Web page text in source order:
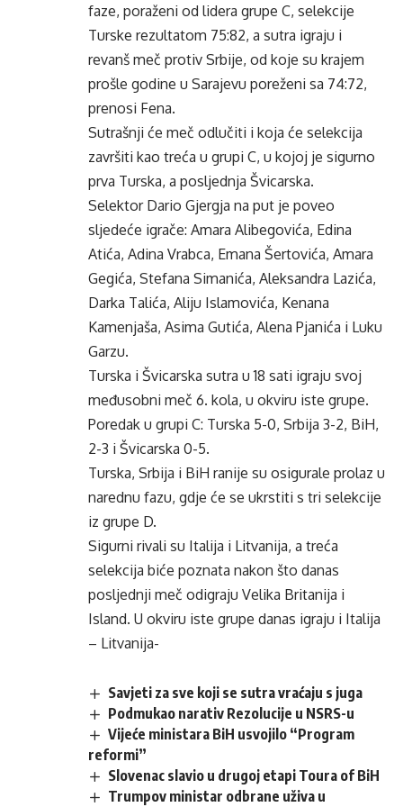
faze, poraženi od lidera grupe C, selekcije
Turske rezultatom 75:82, a sutra igraju i
revanš meč protiv Srbije, od koje su krajem
prošle godine u Sarajevu poreženi sa 74:72,
prenosi Fena.
Sutrašnji će meč odlučiti i koja će selekcija
završiti kao treća u grupi C, u kojoj je sigurno
prva Turska, a posljednja Švicarska.
Selektor Dario Gjergja na put je poveo
sljedeće igrače: Amara Alibegovića, Edina
Atića, Adina Vrabca, Emana Šertovića, Amara
Gegića, Stefana Simanića, Aleksandra Lazića,
Darka Talića, Aliju Islamovića, Kenana
Kamenjaša, Asima Gutića, Alena Pjanića i Luku
Garzu.
Turska i Švicarska sutra u 18 sati igraju svoj
međusobni meč 6. kola, u okviru iste grupe.
Poredak u grupi C: Turska 5-0, Srbija 3-2, BiH,
2-3 i Švicarska 0-5.
Turska, Srbija i BiH ranije su osigurale prolaz u
narednu fazu, gdje će se ukrstiti s tri selekcije
iz grupe D.
Sigurni rivali su Italija i Litvanija, a treća
selekcija biće poznata nakon što danas
posljednji meč odigraju Velika Britanija i
Island. U okviru iste grupe danas igraju i Italija
– Litvanija-
Savjeti za sve koji se sutra vraćaju s juga
Podmukao narativ Rezolucije u NSRS-u
Vijeće ministara BiH usvojilo “Program
reformi”
Slovenac slavio u drugoj etapi Toura of BiH
Trumpov ministar odbrane uživa u